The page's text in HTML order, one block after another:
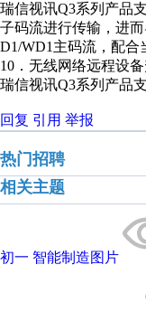
瑞信视讯Q3系列产品
子码流进行传输，进
D1/WD1主码流，配
10．无线网络远程设
瑞信视讯Q3系列产品
回复 引用 举报
热门招聘
相关主题
初一 智能制造图片